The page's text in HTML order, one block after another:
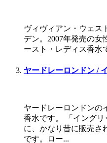
ヴィヴィアン・ウェス
デン。2007年発売の女
ースト・レディス香水
ヤードレーロンドン /
ヤードレーロンドンの
香水です。 「イング
に、かなり昔に販売さ
です。ロー...